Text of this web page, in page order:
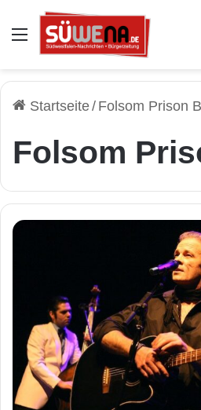
Auswahl
Startseite/ Folsom Prison
Folsom